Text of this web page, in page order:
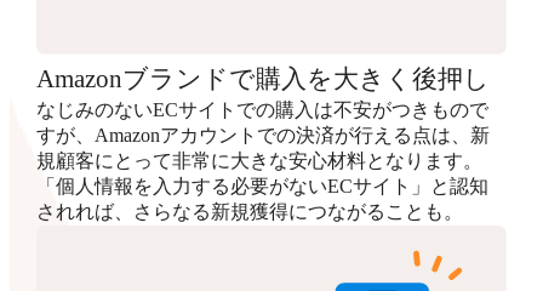
Amazonブランドで購入を大きく後押し
なじみのないECサイトでの購入は不安がつきもので
すが、Amazonアカウントでの決済が行える点は、新
規顧客にとって非常に大きな安心材料となります。
「個人情報を入力する必要がないECサイト」と認知
されれば、さらなる新規獲得につながることも。